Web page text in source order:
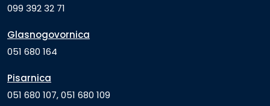
099 392 32 71
Glasnogovornica
051 680 164
Pisarnica
051 680 107, 051 680 109